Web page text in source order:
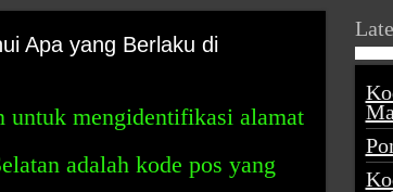
Apa yang Berlaku di
untuk mengidentifikasi alamat
adalah kode pos yang